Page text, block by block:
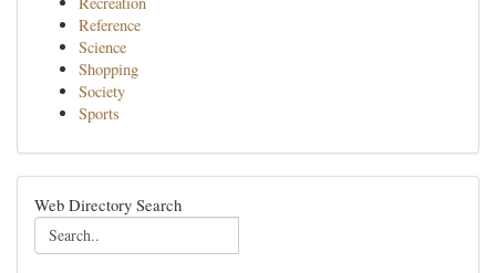
Reference
Science
Shopping
Society
Sports
Web Directory Search